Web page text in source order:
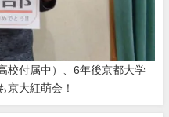
校付属中）、6年後京都大学
京大紅萌会！